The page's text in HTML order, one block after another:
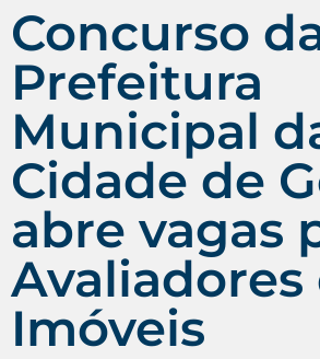
Concurso
Prefeitura
Municipal
Cidade de
abre vagas
Avaliadores
Imóveis